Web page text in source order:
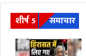
शीर्ष 5 समाचार